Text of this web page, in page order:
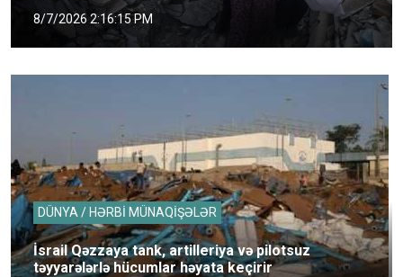
8/7/2026 2:16:15 PM
DÜNYA / HƏRBİ MÜNAQİŞƏLƏR
İsrail Qəzzaya tank, artilleriya və pilotsuz
təyyarələrlə hücumlar həyata keçirir